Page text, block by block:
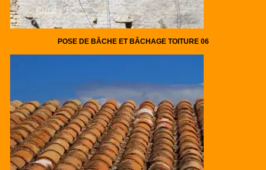
POSE DE BÂCHE ET BÂCHAGE TOITURE 06